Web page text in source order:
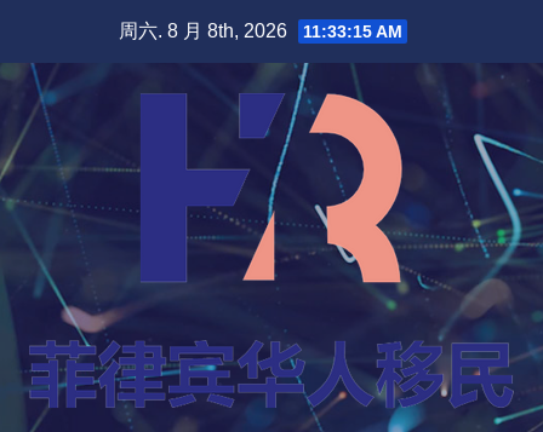
周六. 8 月 8th, 2026 11:33:16 AM